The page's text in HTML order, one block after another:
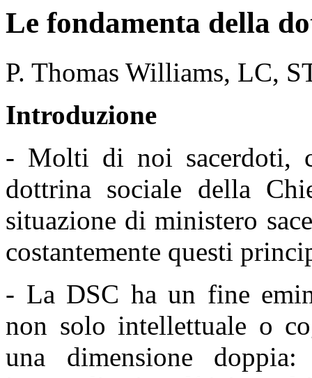
Le fondamenta della
P. Thomas Williams, LC,
Introduzione
- Molti di noi sacerdoti,
dottrina sociale della
situazione di ministero
costantemente questi
- La DSC ha un fine
non solo intellettuale o
una dimensione